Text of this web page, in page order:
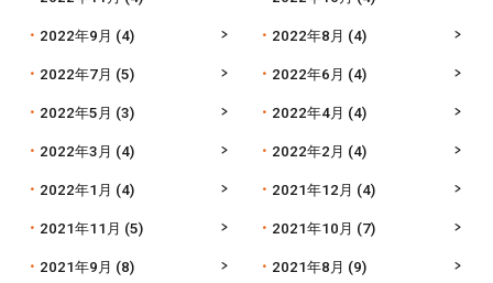
2022年9月 (4) 2022年8月 (4)
2022年7月 (5) 2022年6月 (4)
2022年5月 (3) 2022年4月 (4)
2022年3月 (4) 2022年2月 (4)
2022年1月 (4) 2021年12月 (4)
2021年11月 (5) 2021年10月 (7)
2021年9月 (8) 2021年8月 (9)